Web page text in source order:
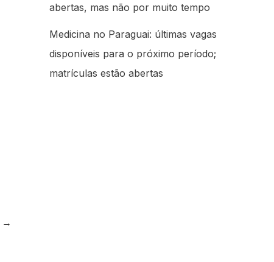
→
abertas, mas não por muito tempo
Medicina no Paraguai: últimas vagas
disponíveis para o próximo período;
matrículas estão abertas